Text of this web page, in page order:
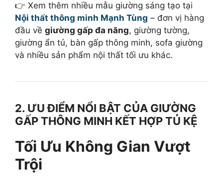
👉 Xem thêm nhiều mẫu giường sáng tạo tại
Nội thất thông minh Mạnh Tùng – đơn vị hàng
đầu về giường gấp đa năng, giường tường,
giường ẩn tủ, bàn gấp thông minh, sofa giường
và nhiều sản phẩm nội thất tối ưu khác.
2. ƯU ĐIỂM NỔI BẬT CỦA GIƯỜNG
GẤP THÔNG MINH KẾT HỢP TỦ KỆ
Tối Ưu Không Gian Vượt
Trội